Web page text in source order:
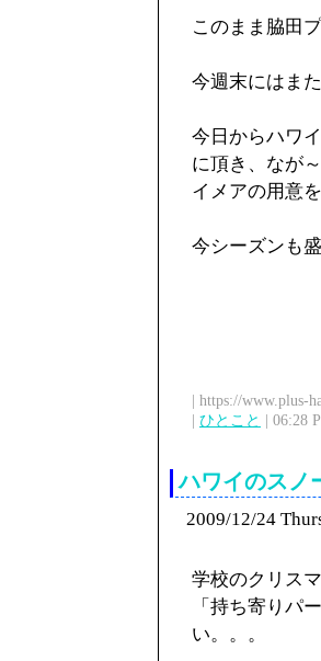
このまま脇田
今週末にはま
今日からハワ
に頂き、なが
イメアの用意
今シーズンも
| https://www.plus-
| ひとこと | 06:28
ハワイのスノ
2009/12/24
学校のクリス
「持ち寄りパ
い。。。